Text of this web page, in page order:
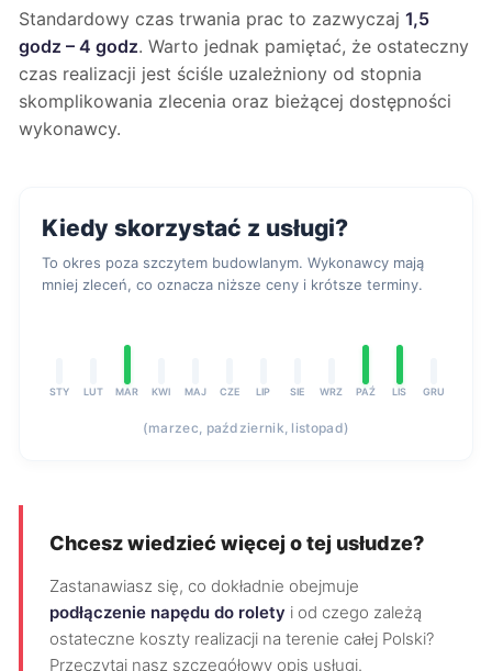
Standardowy czas trwania prac to zazwyczaj 1,5
godz – 4 godz. Warto jednak pamiętać, że ostateczny
czas realizacji jest ściśle uzależniony od stopnia
skomplikowania zlecenia oraz bieżącej dostępności
wykonawcy.
Kiedy skorzystać z usługi?
To okres poza szczytem budowlanym. Wykonawcy mają
mniej zleceń, co oznacza niższe ceny i krótsze terminy.
STY LUT MAR KWI MAJ CZE LIP SIE WRZ PAŹ LIS GRU
(marzec, październik, listopad)
Chcesz wiedzieć więcej o tej usłudze?
Zastanawiasz się, co dokładnie obejmuje
podłączenie napędu do rolety i od czego zależą
ostateczne koszty realizacji na terenie całej Polski?
Przeczytaj nasz szczegółowy opis usługi.